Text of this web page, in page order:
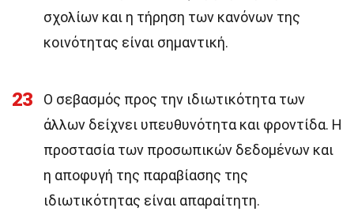
σχολίων και η τήρηση των κανόνων της
κοινότητας είναι σημαντική.
23
Ο σεβασμός προς την ιδιωτικότητα των
άλλων δείχνει υπευθυνότητα και φροντίδα. Η
προστασία των προσωπικών δεδομένων και
η αποφυγή της παραβίασης της
ιδιωτικότητας είναι απαραίτητη.